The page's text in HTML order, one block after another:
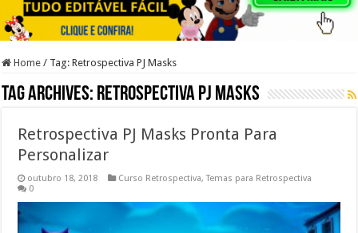
Home / Tag:Retrospectiva PJ Masks
Tag Archives: Retrospectiva PJ Masks
Retrospectiva PJ Masks Pronta Para
Personalizar
outubro 18, 2018 Curso Retrospectiva,Temas para Retrospectiva
0